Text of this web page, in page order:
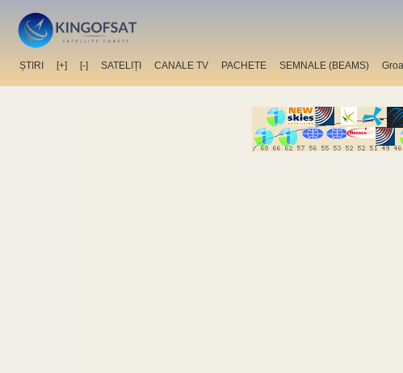
ȘTIRI [+] [-] SATELIȚI CANALE TV PACHETE SEMNALE (BEAMS)